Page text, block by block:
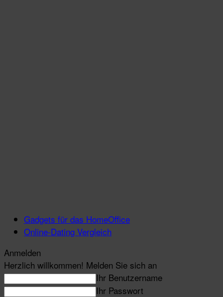
Gadgets für das HomeOffice
Online-Dating Vergleich
Anmelden
Herzlich willkommen! Melden Sie sich an
Ihr Benutzername
Ihr Passwort